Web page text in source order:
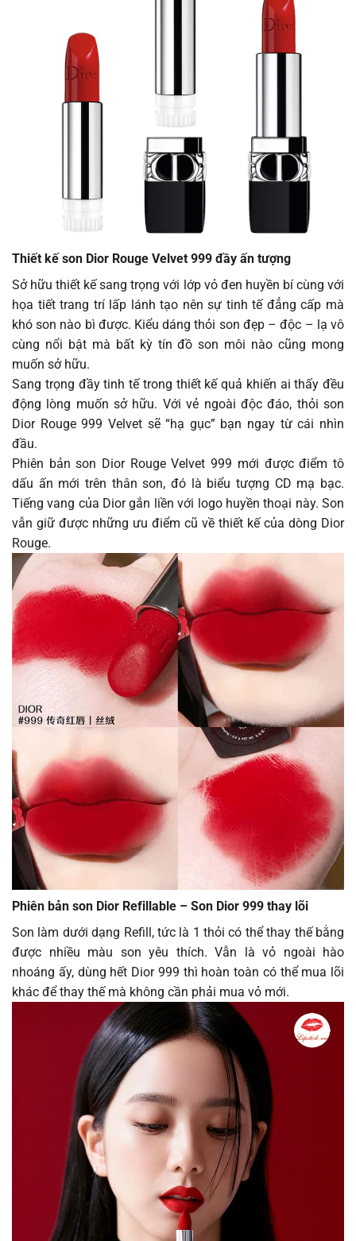
Thiết kế son Dior Rouge Velvet 999 đầy ấn tượng
Sở hữu thiết kế sang trọng với lớp vỏ đen huyền bí cùng với
họa tiết trang trí lấp lánh tạo nên sự tinh tế đẳng cấp mà
khó son nào bì được. Kiểu dáng thỏi son đẹp – độc – lạ vô
cùng nổi bật mà bất kỳ tín đồ son môi nào cũng mong
muốn sở hữu.
Sang trọng đầy tinh tế trong thiết kế quả khiến ai thấy đều
động lòng muốn sở hữu. Với vẻ ngoài độc đáo, thỏi son
Dior Rouge 999 Velvet sẽ “hạ gục” bạn ngay từ cái nhìn
đầu.
Phiên bản son Dior Rouge Velvet 999 mới được điểm tô
dấu ấn mới trên thân son, đó là biểu tượng CD mạ bạc.
Tiếng vang của Dior gắn liền với logo huyền thoại này. Son
vẫn giữ được những ưu điểm cũ về thiết kế của dòng Dior
Rouge.
Phiên bản son Dior Refillable – Son Dior 999 thay lõi
Son làm dưới dạng Refill, tức là 1 thỏi có thể thay thế bằng
được nhiều màu son yêu thích. Vẫn là vỏ ngoài hào
nhoáng ấy, dùng hết Dior 999 thì hoàn toàn có thể mua lõi
khác để thay thế mà không cần phải mua vỏ mới.